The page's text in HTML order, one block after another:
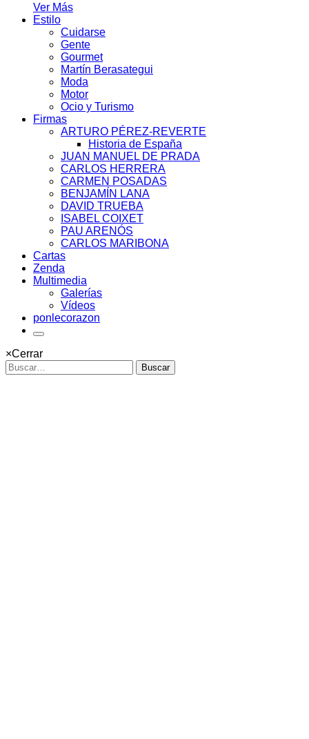
Ver Más
Estilo
Cuidarse
Gente
Gourmet
Martín Berasategui
Moda
Motor
Ocio y Turismo
Firmas
ARTURO PÉREZ-REVERTE
Historia de España
JUAN MANUEL DE PRADA
CARLOS HERRERA
CARMEN POSADAS
BENJAMÍN LANA
DAVID TRUEBA
ISABEL COIXET
PAU ARENÓS
CARLOS MARIBONA
Cartas
Zenda
Multimedia
Galerías
Vídeos
ponlecorazon
×Cerrar
Buscar